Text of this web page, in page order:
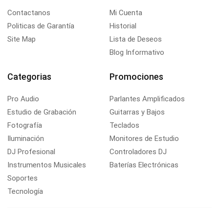
Contactanos
Politicas de Garantía
Site Map
Mi Cuenta
Historial
Lista de Deseos
Blog Informativo
Categorias
Pro Audio
Estudio de Grabación
Fotografía
Iluminación
DJ Profesional
Instrumentos Musicales
Soportes
Tecnología
Promociones
Parlantes Amplificados
Guitarras y Bajos
Teclados
Monitores de Estudio
Controladores DJ
Baterías Electrónicas